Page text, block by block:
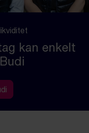
kan enkelt